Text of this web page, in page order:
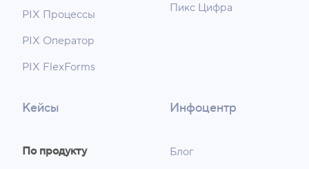
PIX Процессы
PIX Оператор
PIX FlexForms
Пикс Цифра
Кейсы
По продукту
Инфоцентр
Блог